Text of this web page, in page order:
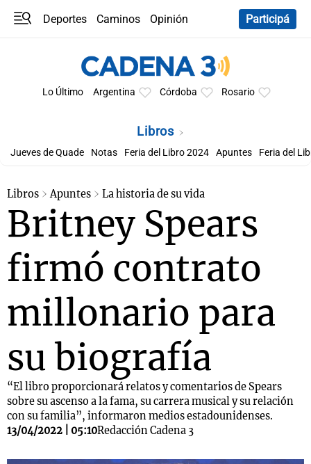
Deportes Caminos
Opinión
Participá
Lo Último Argentina Córdoba Rosario
Libros
Jueves de Quade Notas Feria del Libro 2024 Apuntes Feria del
Libros Apuntes La historia de su vida
Britney Spears
firmó contrato
millonario para
su biografía
“El libro proporcionará relatos y comentarios de Spears
sobre su ascenso a la fama, su carrera musical y su relación
con su familia”, informaron medios estadounidenses.
13/04/2022 | 05:10Redacción Cadena 3